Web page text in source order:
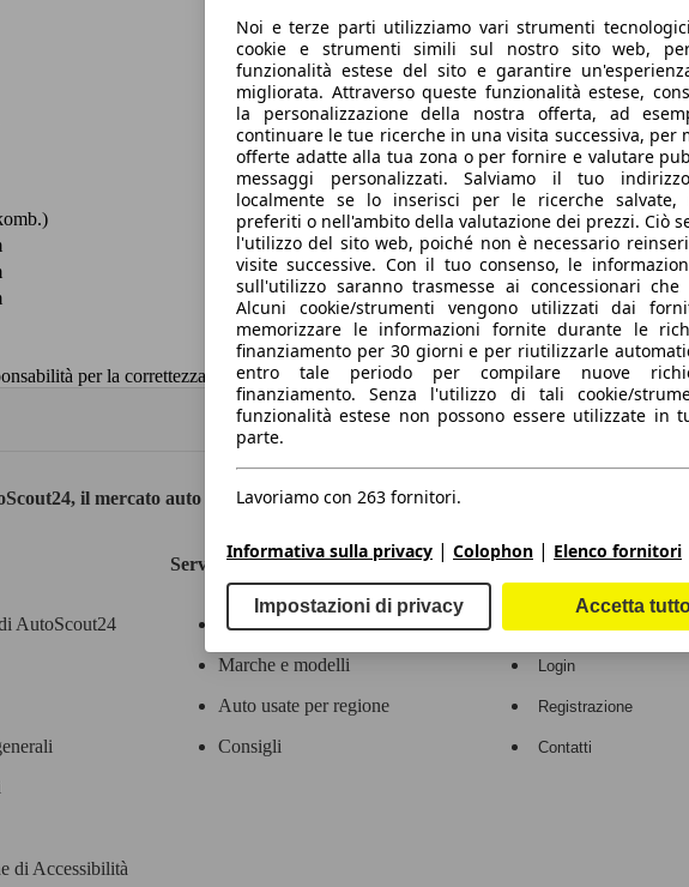
per la correttezza dei dati.
il mercato auto europeo.
AutoScout24
di Accessibilità
Servizi
Contatti
Marche e modelli
Auto usate per regione
Consigli
Area rivenditori
Login
Registrazione
Contatti
Noi e terze parti utilizziamo vari strumenti
cookie e strumenti simili sul nostro sito web,
funzionalità estese del sito e garantire
migliorata. Attraverso queste funzionalità estese,
la personalizzazione della nostra offerta, ad
continuare le tue ricerche in una visita successiva, per
offerte adatte alla tua zona o per fornire e valutare
messaggi personalizzati. Salviamo il tuo
localmente se lo inserisci per le ricerche salvate,
preferiti o nell'ambito della valutazione dei prezzi. Ciò
l'utilizzo del sito web, poiché non è necessario
visite successive. Con il tuo consenso, le
sull'utilizzo saranno trasmesse ai concessionari che
Alcuni cookie/strumenti vengono utilizzati dai
memorizzare le informazioni fornite durante le
finanziamento per 30 giorni e per riutilizzarle
entro tale periodo per compilare nuove
finanziamento. Senza l'utilizzo di tali cookie/
funzionalità estese non possono essere utilizzate in
parte.
Lavoriamo con 263 fornitori.
Informativa sulla privacy | Colophon | Elenco fornitori
Impostazioni di privacy Accetta